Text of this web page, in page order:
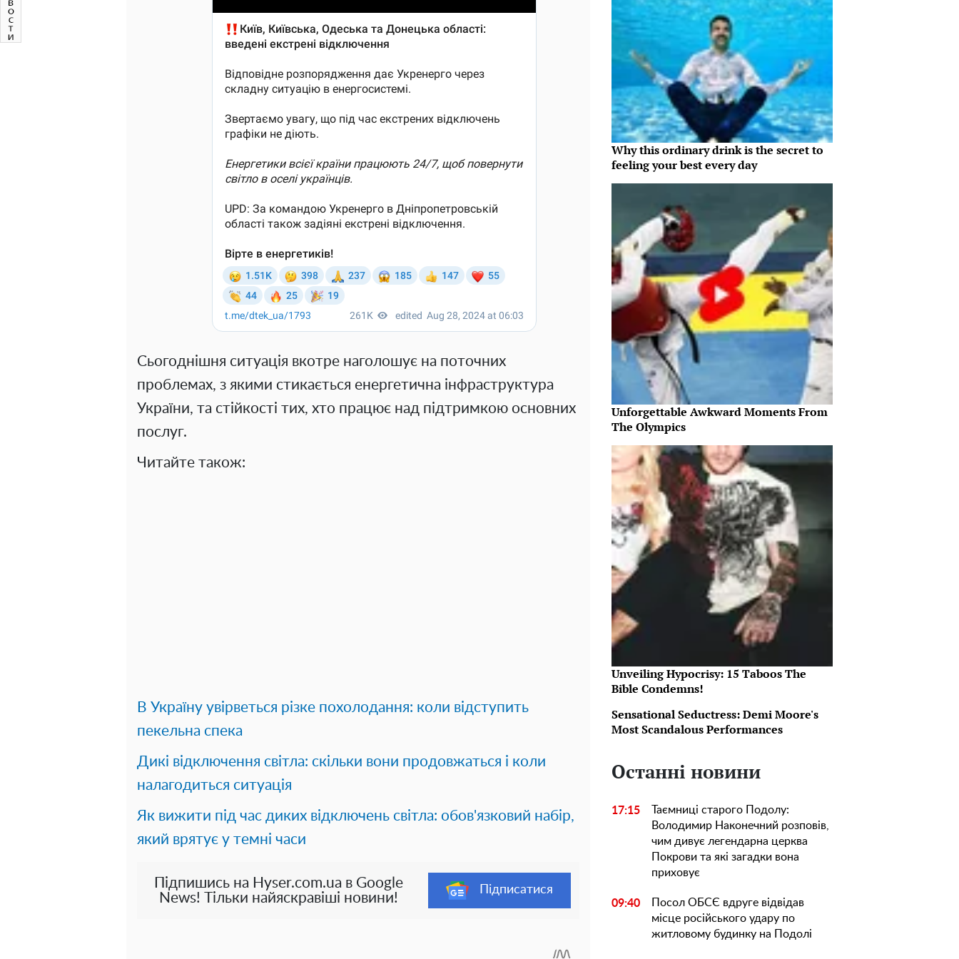
Сьогоднішня ситуація вкотре наголошує на поточних
проблемах, з якими стикається енергетична інфраструктура
України, та стійкості тих, хто працює над підтримкою основних
послуг.
Читайте також:
В Україну увірветься різке похолодання: коли відступить
пекельна спека
Дикі відключення світла: скільки вони продовжаться і коли
налагодиться ситуація
Як вижити під час диких відключень світла: обов'язковий набір,
який врятує у темні часи
Підпишись на Hyser.com.ua в Google
News! Тільки найяскравіші новини!
Підписатися
Why this ordinary drink is the secret to
feeling your best every day
Unforgettable Awkward Moments From
The Olympics
Unveiling Hypocrisy: 15 Taboos The
Bible Condemns!
Sensational Seductress: Demi Moore's
Most Scandalous Performances
Останні новини
17:15
Таємниці старого Подолу:
Володимир Наконечний розповів,
чим дивує легендарна церква
Покрови та які загадки вона
приховує
09:40
Посол ОБСЄ вдруге відвідав
місце російського удару по
житловому будинку на Подолі